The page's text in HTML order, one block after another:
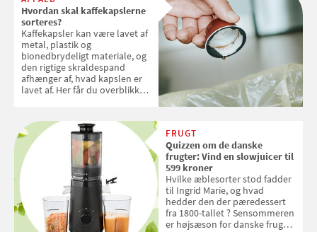
Hvordan skal kaffekapslerne
sorteres?
Kaffekapsler kan være lavet af
metal, plastik og
bionedbrydeligt materiale, og
den rigtige skraldespand
afhænger af, hvad kapslen er
lavet af. Her får du overblikket
FRUGT
Quizzen om de danske
frugter: Vind en slowjuicer til
599 kroner
Hvilke æblesorter stod fadder
til Ingrid Marie, og hvad
hedder den der pæredessert
fra 1800-tallet ? Sensommeren
er højsæson for danske fruger,